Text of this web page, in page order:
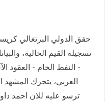
حقق الدولي البرتغالي
تسجيله القيم الحالية،
- النفط الخام - العقود
العربي، يتحرك المشهد
ترسو عليه للان احمد